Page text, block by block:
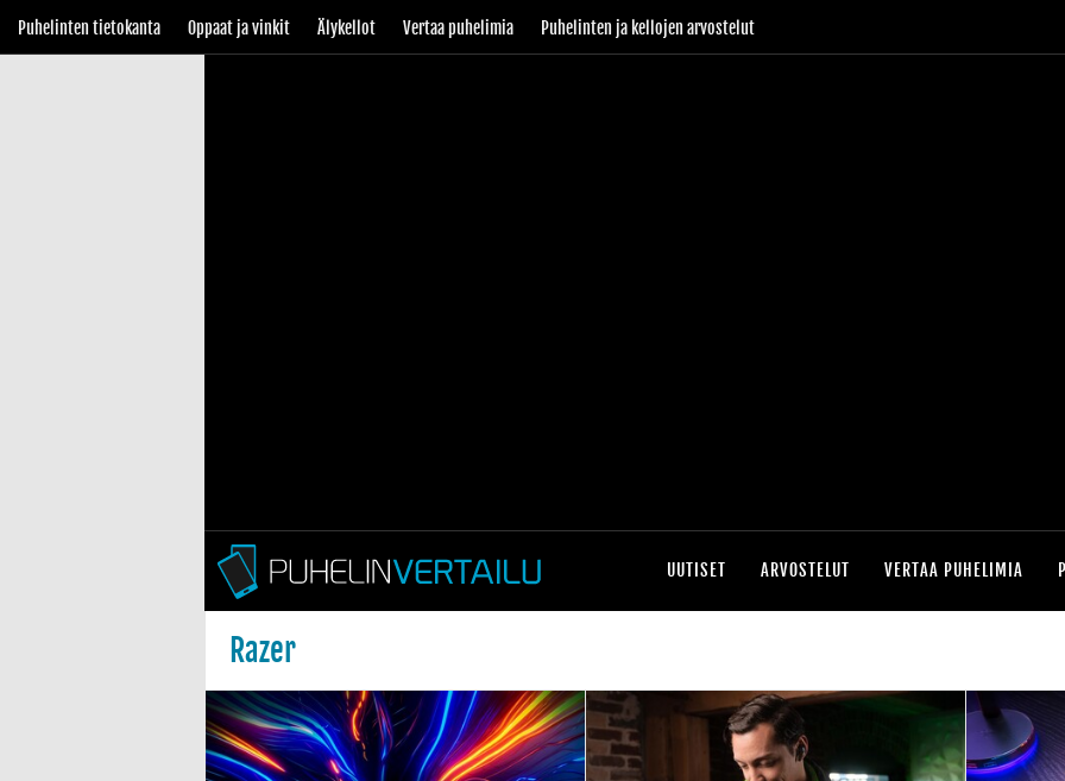
Puhelinten tietokanta Oppaat ja vinkit Älykellot Vertaa puhelimia Puhelinten ja kellojen arvostelut
UUTISET ARVOSTELUT VERTAA PUHELIMIA
Razer
uusi versio uudella muotoilulla ja painikkeilla
Pelaajille oma älykello: Razer X Fossil Gen 6 Googlen Stadia toimii pian useilla Samsungin puhelimilla sekä Asuksen ja
Xiaomi haastaa